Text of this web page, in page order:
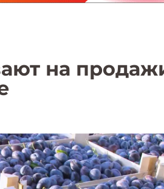
на